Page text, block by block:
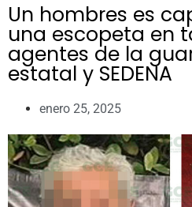
Un hombres es
una escopeta en
agentes de la
estatal y SEDENA
enero 25, 2025